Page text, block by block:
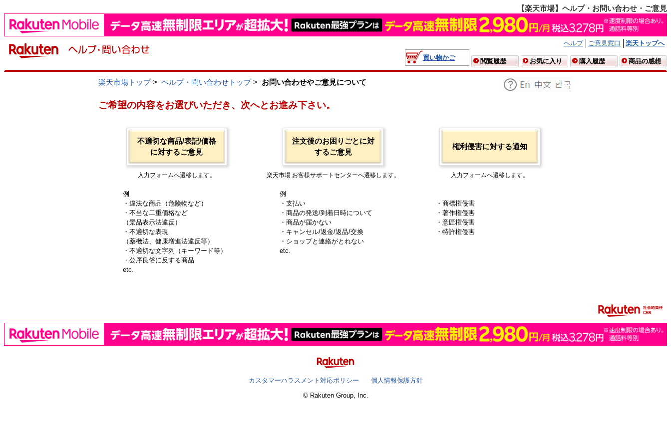
【楽天市場】ヘルプ・お問い合わせ・ご意見
ヘルプ ご意見窓口
楽天トップへ
買い物かご
閲覧履歴 お気に入り 購入履歴 商品の感想
楽天市場トップ> ヘルプ・問い合わせトップ> お問い合わせやご意見について
ご希望の内容をお選びいただき、次へとお進み下さい。
不適切な商品/表記/価格
に対するご意見
入力フォームへ遷移します。
例
・違法な商品（危険物など）
・不当な二重価格など
（景品表示法違反）
・不適切な表現
（薬機法、健康増進法違反等）
・不適切な文字列（キーワード等）
・公序良俗に反する商品
etc.
注文後のお困りごとに対
するご意見
楽天市場 お客様サポートセンターへ遷移します。
例
・支払い
・商品の発送/到着日時について
・商品が届かない
・キャンセル/返金/返品/交換
・ショップと連絡がとれない
etc.
権利侵害に対する通知
入力フォームへ遷移します。
・商標権侵害
・著作権侵害
・意匠権侵害
・特許権侵害
カスタマーハラスメント対応ポリシー
個人情報保護方針
© Rakuten Group, Inc.